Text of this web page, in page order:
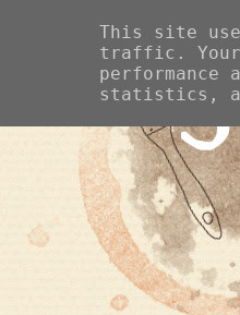
This site
traffic. Your
statistics,